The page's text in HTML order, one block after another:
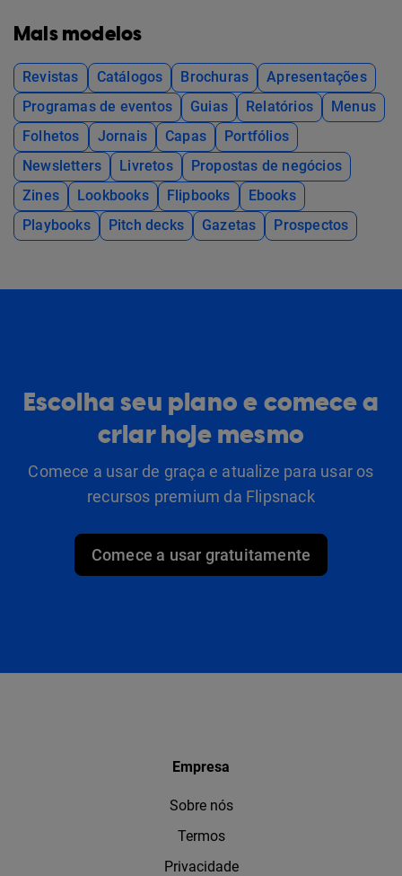
Mais modelos
Revistas Catálogos Brochuras
Apresentações
Programas de eventos
Guias Relatórios
Menus
Folhetos
Jornais Capas
Portfólios
Newsletters
Livretos
Propostas de negócios
Zines
Lookbooks Flipbooks
Ebooks
Playbooks
Pitch decks Gazetas Prospectos
Escolha seu plano e comece a
criar hoje mesmo
Comece a usar de graça e atualize para usar os
recursos premium da Flipsnack
Comece a usar gratuitamente
Empresa
Sobre nós
Termos
Privacidade